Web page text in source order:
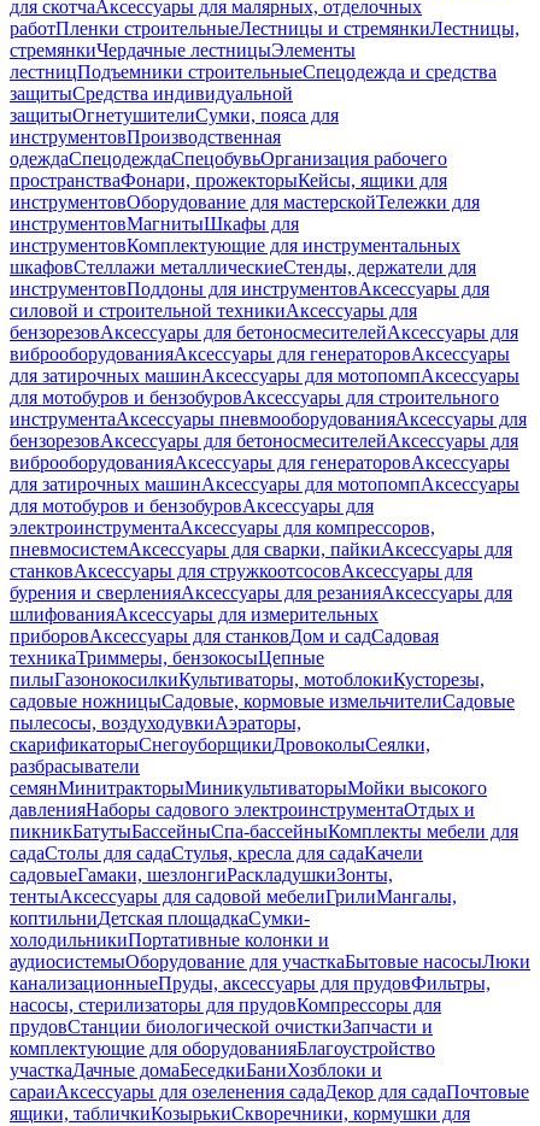
для скотчаАксессуары для малярных, отделочных
работПленки строительныеЛестницы и стремянкиЛестницы,
стремянкиЧердачные лестницыЭлементы
лестницПодъемники строительныеСпецодежда и средства
защитыСредства индивидуальной
защитыОгнетушителиСумки, пояса для
инструментовПроизводственная
одеждаСпецодеждаСпецобувьОрганизация рабочего
пространстваФонари, прожекторыКейсы, ящики для
инструментовОборудование для мастерскойТележки для
инструментовМагнитыШкафы для
инструментовКомплектующие для инструментальных
шкафовСтеллажи металлическиеСтенды, держатели для
инструментовПоддоны для инструментовАксессуары для
силовой и строительной техникиАксессуары для
бензорезовАксессуары для бетоносмесителейАксессуары для
виброоборудованияАксессуары для генераторовАксессуары
для затирочных машинАксессуары для мотопомпАксессуары
для мотобуров и бензобуровАксессуары для строительного
инструментаАксессуары пневмооборудованияАксессуары для
бензорезовАксессуары для бетоносмесителейАксессуары для
виброоборудованияАксессуары для генераторовАксессуары
для затирочных машинАксессуары для мотопомпАксессуары
для мотобуров и бензобуровАксессуары для
электроинструментаАксессуары для компрессоров,
пневмосистемАксессуары для сварки, пайкиАксессуары для
станковАксессуары для стружкоотсосовАксессуары для
бурения и сверленияАксессуары для резанияАксессуары для
шлифованияАксессуары для измерительных
приборовАксессуары для станковДом и садСадовая
техникаТриммеры, бензокосыЦепные
пилыГазонокосилкиКультиваторы, мотоблокиКусторезы,
садовые ножницыСадовые, кормовые измельчителиСадовые
пылесосы, воздуходувкиАэраторы,
скарификаторыСнегоуборщикиДровоколыСеялки,
разбрасыватели
семянМинитракторыМиникультиваторыМойки высокого
давленияНаборы садового электроинструментаОтдых и
пикникБатутыБассейныСпа-бассейныКомплекты мебели для
садаСтолы для садаСтулья, кресла для садаКачели
садовыеГамаки, шезлонгиРаскладушкиЗонты,
тентыАксессуары для садовой мебелиГрилиМангалы,
коптильниДетская площадкаСумки-
холодильникиПортативные колонки и
аудиосистемыОборудование для участкаБытовые насосыЛюки
канализационныеПруды, аксессуары для прудовФильтры,
насосы, стерилизаторы для прудовКомпрессоры для
прудовСтанции биологической очисткиЗапчасти и
комплектующие для оборудованияБлагоустройство
участкаДачные домаБеседкиБаниХозблоки и
сараиАксессуары для озеленения садаДекор для садаПочтовые
ящики, табличкиКозырькиСкворечники, кормушки для